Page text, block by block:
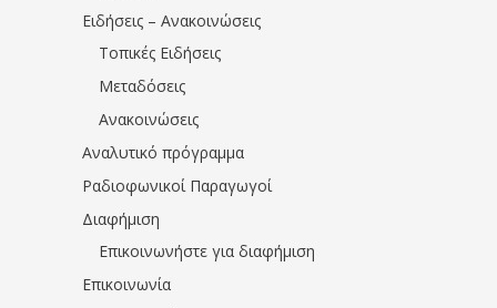
Ειδήσεις – Ανακοινώσεις
Τοπικές Ειδήσεις
Μεταδόσεις
Ανακοινώσεις
Αναλυτικό πρόγραμμα
Ραδιοφωνικοί Παραγωγοί
Διαφήμιση
Επικοινωνήστε για διαφήμιση
Επικοινωνία